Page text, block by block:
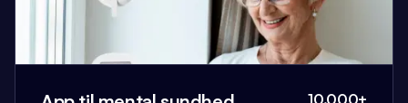
10.000+